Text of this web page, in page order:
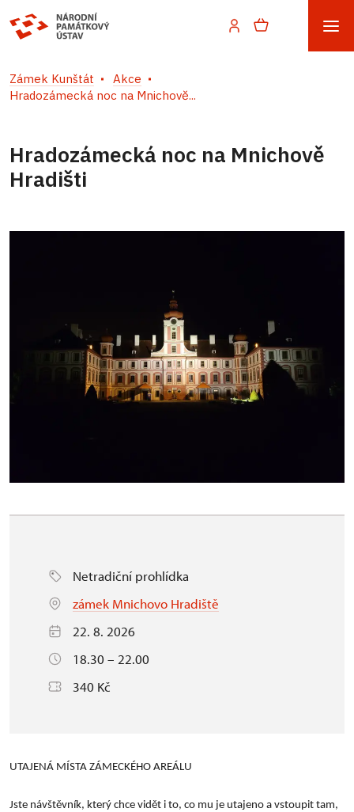
Zámek Kunštát
Akce
Hradozámecká noc na Mnichově...
Hradozámecká noc na Mnichově
Hradišti
Netradiční prohlídka
zámek Mnichovo Hradiště
22. 8. 2026
18.30 – 22.00
340 Kč
UTAJENÁ MÍSTA ZÁMECKÉHO AREÁLU
Jste návštěvník, který chce vidět i to, co mu je utajeno a vstoupit tam,